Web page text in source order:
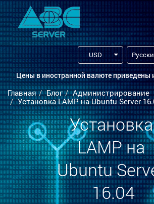
USD
Цены в иностранной валюте
Главная Блог
Администрирование
Установка LAMP на Ubuntu Server
Установка
LAMP на
Ubuntu
16.04